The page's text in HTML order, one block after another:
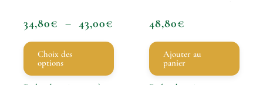
34,80€ – 43,00€
Choix des
options
être
choisies
sur
la
48,80€
Ajouter au
panier